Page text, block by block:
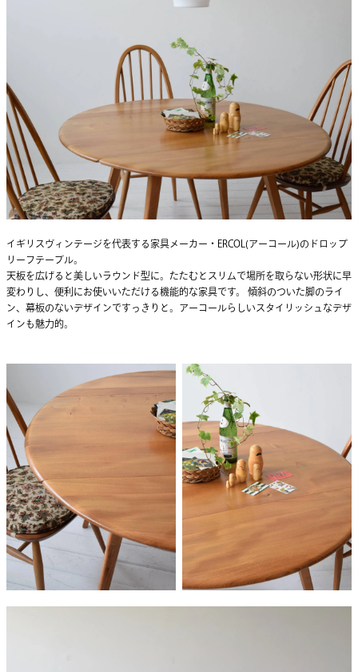
イギリスヴィンテージを代表する家具メーカー・ERCOL(アーコール)のドロップ
リーフテーブル。
天板を広げると美しいラウンド型に。たたむとスリムで場所を取らない形状に早
変わりし、便利にお使いいただける機能的な家具です。 傾斜のついた脚のライ
ン、幕板のないデザインですっきりと。アーコールらしいスタイリッシュなデザ
インも魅力的。